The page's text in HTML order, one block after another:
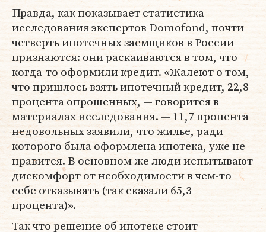
Правда, как показывает статистика
исследования экспертов Domofond, почти
четверть ипотечных заемщиков в России
признаются: они раскаиваются в том, что
когда-то оформили кредит. «Жалеют о том,
что пришлось взять ипотечный кредит, 22,8
процента опрошенных, — говорится в
материалах исследования. — 11,7 процента
недовольных заявили, что жилье, ради
которого была оформлена ипотека, уже не
нравится. В основном же люди испытывают
дискомфорт от необходимости в чем-то
себе отказывать (так сказали 65,3
процента)».
Так что решение об ипотеке стоит